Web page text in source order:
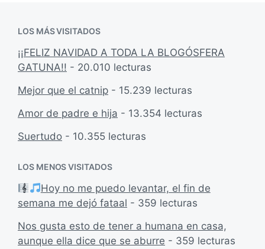
ó
n
n
t
e
r
i
o
r
:
a
i
g
i
n
e
LOS MÁS VISITADOS
¡¡FELIZ NAVIDAD A TODA LA BLOGÓSFERA
GATUNA!! - 20.010 lecturas
Mejor que el catnip - 15.239 lecturas
Amor de padre e hija - 13.354 lecturas
Suertudo - 10.355 lecturas
LOS MENOS VISITADOS
Hoy no me puedo levantar, el fin de
semana me dejó fataal - 359 lecturas
Nos gusta esto de tener a humana en casa,
aunque ella dice que se aburre - 359 lecturas